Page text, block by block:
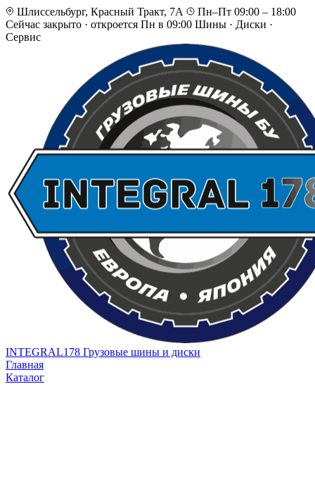
Шлиссельбург, Красный Тракт, 7А
Пн–Пт 09:00 – 18:00
Сейчас закрыто · откроется Пн в 09:00 Шины · Диски ·
Сервис
INTEGRAL178 Грузовые шины и диски
Главная
Каталог